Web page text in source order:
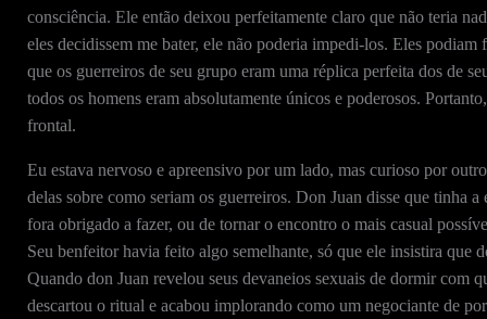
consciência. Ele então deixou perfeitamente claro que não teria
eles decidissem me bater, ele não poderia impedi-los. Eles
que os guerreiros de seu grupo eram uma réplica perfeita dos de
todos os homens eram absolutamente únicos e poderosos.
frontal.
Eu estava nervoso e apreensivo por um lado, mas curioso por
delas sobre como seriam os guerreiros. Don Juan disse que tinha
fora obrigado a fazer, ou de tornar o encontro o mais casual
Seu benfeitor havia feito algo semelhante, só que ele insistira que
Quando don Juan revelou seus devaneios sexuais de dormir com
descartou o ritual e acabou implorando como um negociante de